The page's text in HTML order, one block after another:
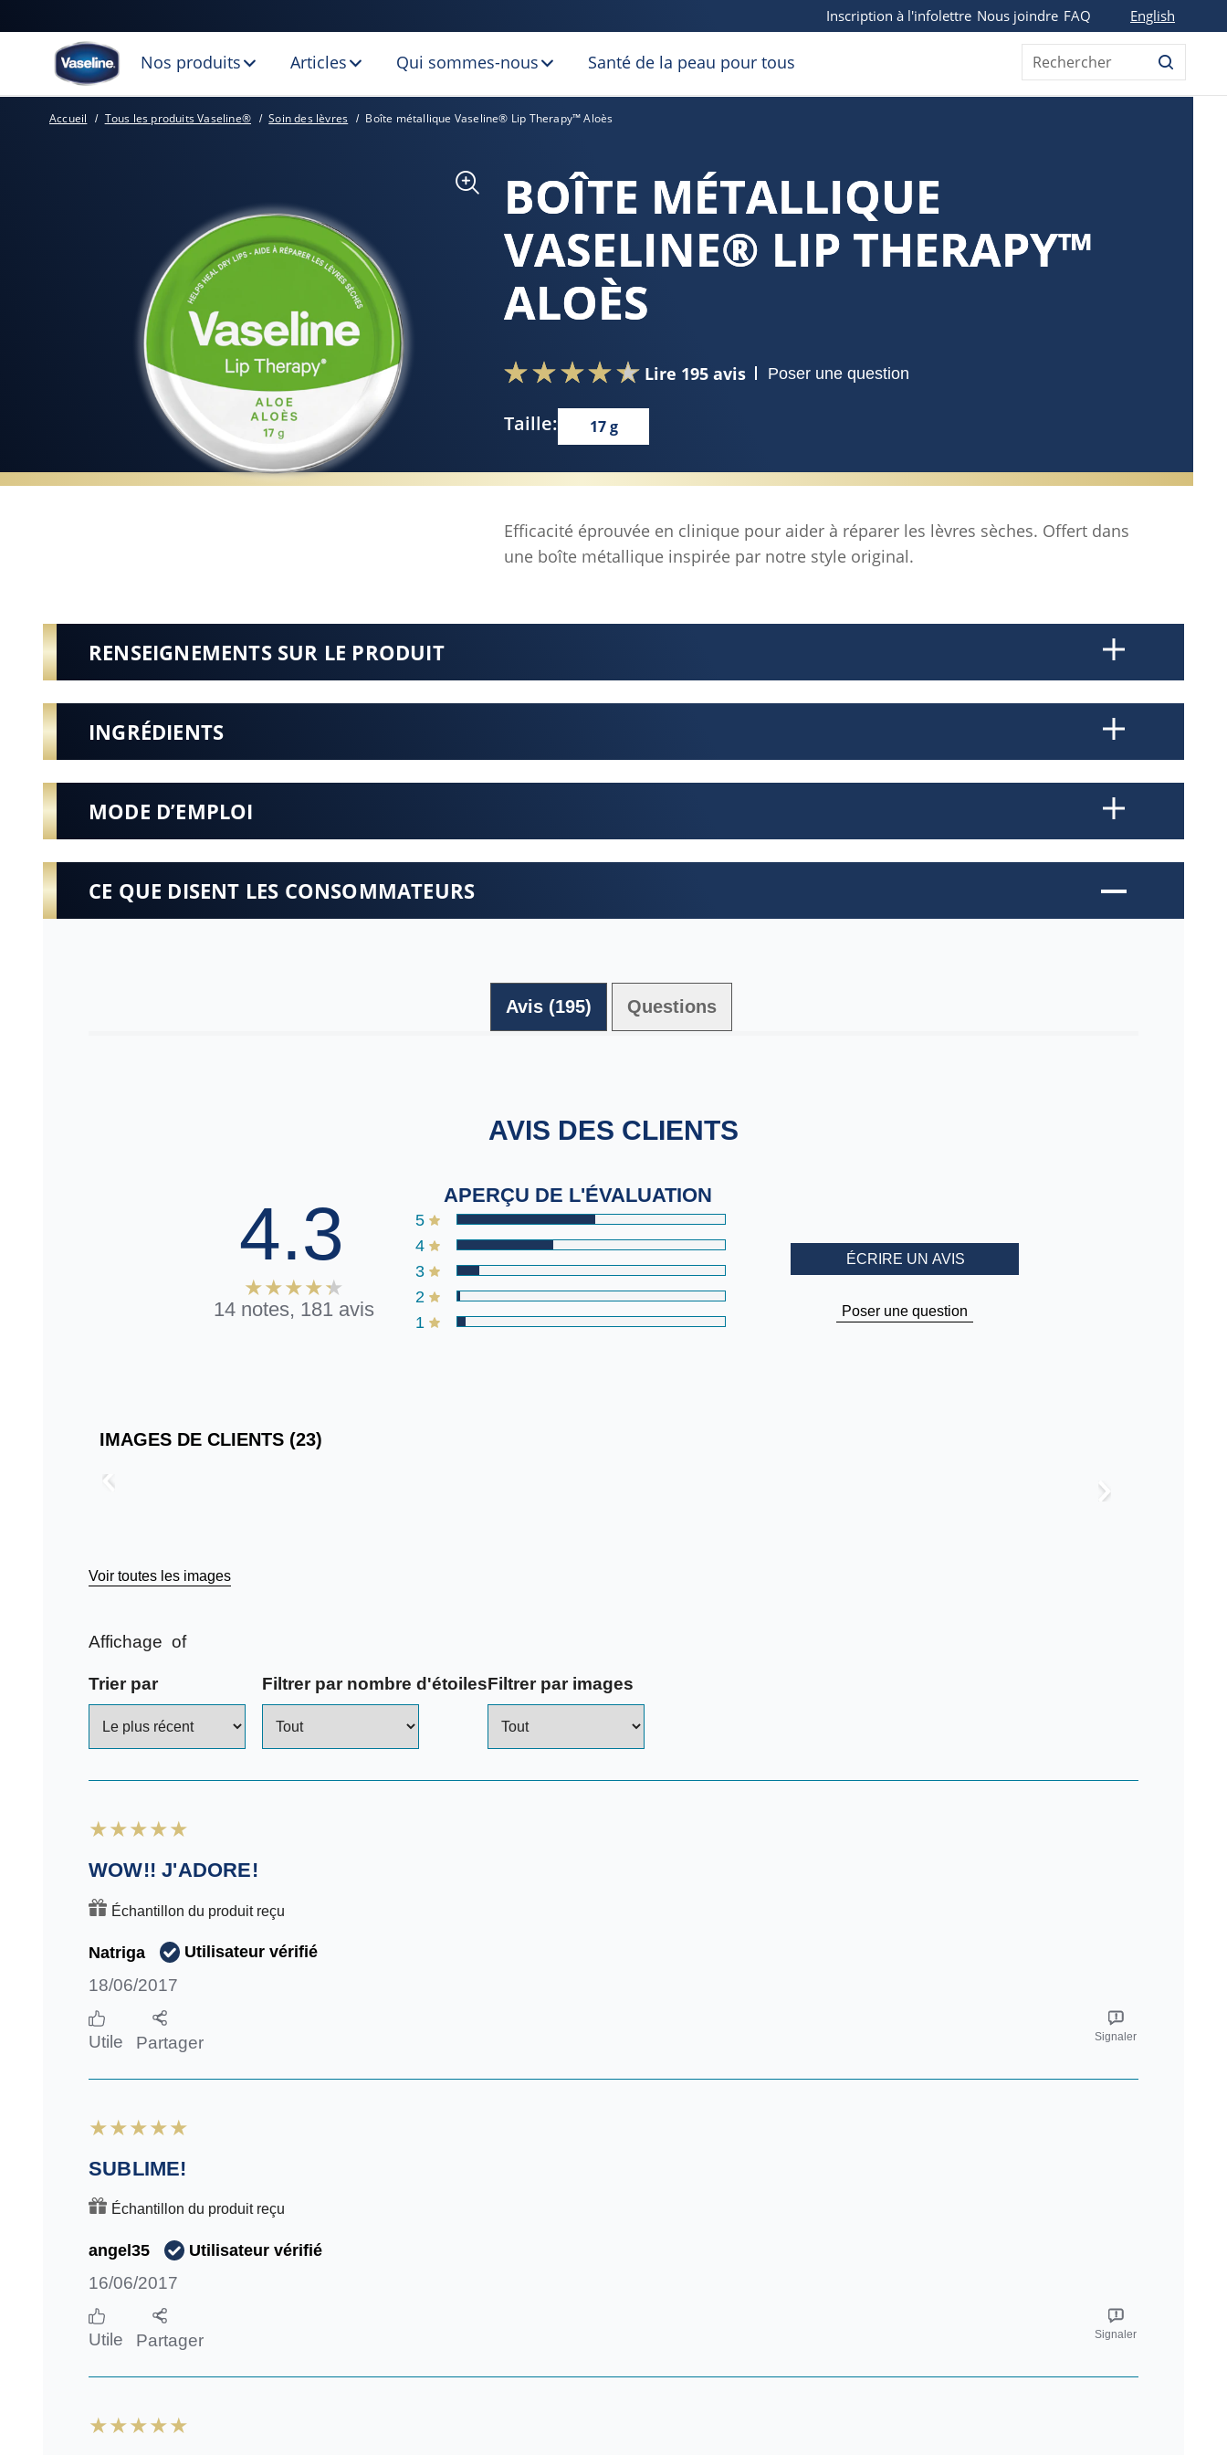
Inscription à l'infolettre Nous joindre FAQ English
Nos produits Articles Qui sommes-nous Santé de la peau pour tous Rechercher
Accueil Tous les produits Vaseline® Soin des lèvres Boîte métallique Vaseline® Lip Therapy™ Aloès
BOÎTE MÉTALLIQUE
VASELINE® LIP THERAPY™
ALOÈS
Lire 195 avis Poser une question
Taille: 17 g
Efficacité éprouvée en clinique pour aider à réparer les lèvres sèches. Offert dans
une boîte métallique inspirée par notre style original.
RENSEIGNEMENTS SUR LE PRODUIT
INGRÉDIENTS
MODE D’EMPLOI
CE QUE DISENT LES CONSOMMATEURS
Avis (195) Questions (0)
AVIS DES CLIENTS
4.3
14 notes, 181 avis
APERÇU DE L'ÉVALUATION
5
4
3
2
1
ÉCRIRE UN AVIS
Poser une question
Passer
IMAGES DE CLIENTS (23)
Affichageof
Trier par
WOW!! J'ADORE!
Natriga
18/06/2017
SUBLIME!
angel35